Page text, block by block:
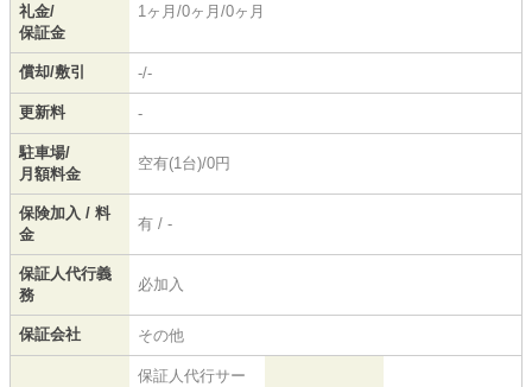
礼金/
保証金
1ヶ月/0ヶ月/0ヶ月
償却/敷引 -/-
更新料 -
駐車場/
月額料金
空有(1台)/0円
保険加入 / 料
金
有 / -
保証人代行義
務
必加入
保証会社 その他
保証人代行サー